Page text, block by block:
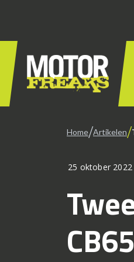
Home/Artikelen/
25 oktober 2022